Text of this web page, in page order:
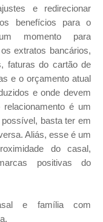
e redirecionar
benefícios para o
momento para
extratos bancários,
faturas do cartão de
e o orçamento atual
e onde devem
é um
basta ter em
Aliás, esse é um
do casal,
positivas do
e família com